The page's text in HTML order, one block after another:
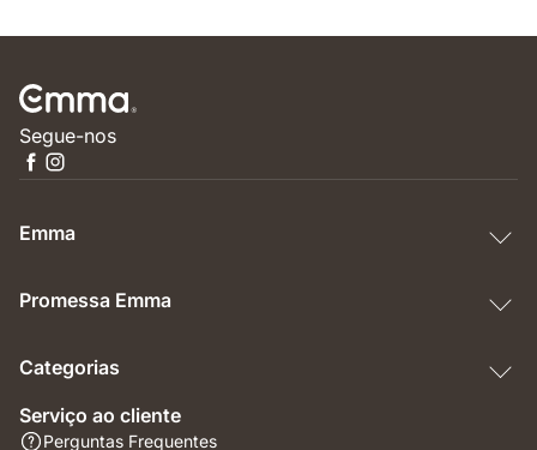
Segue-nos
Emma
Promessa Emma
Categorias
Serviço ao cliente
Perguntas Frequentes